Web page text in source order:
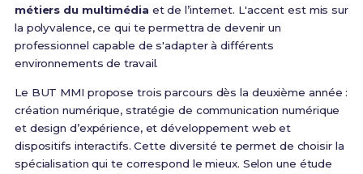
métiers du multimédia et de l’internet. L'accent est mis sur
la polyvalence, ce qui te permettra de devenir un
professionnel capable de s'adapter à différents
environnements de travail.
Le BUT MMI propose trois parcours dès la deuxième année :
création numérique, stratégie de communication numérique
et design d’expérience, et développement web et
dispositifs interactifs. Cette diversité te permet de choisir la
spécialisation qui te correspond le mieux. Selon une étude